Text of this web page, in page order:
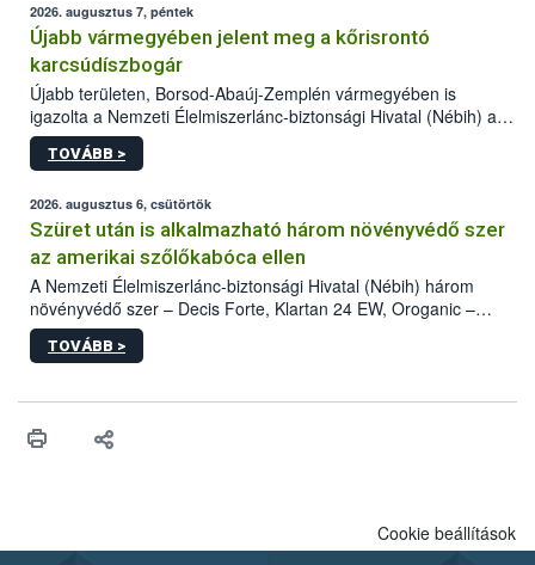
2026. augusztus 7, péntek
Újabb vármegyében jelent meg a kőrisrontó
karcsúdíszbogár
Újabb területen, Borsod-Abaúj-Zemplén vármegyében is
igazolta a Nemzeti Élelmiszerlánc-biztonsági Hivatal (Nébih) a
kőrisrontó karcsúdíszbogár (Agrilus planipennis) jelenlétét. A
kártevőt nem csak színcsapdában találták meg, de már fertőzött
az intenzív felderítést, emellett az intézkedéseket a szlovák
hatósággal is összehangolják a terjedés megállítása érdekében.
TOVÁBB >
2026. augusztus 6, csütörtök
Szüret után is alkalmazható három növényvédő szer
az amerikai szőlőkabóca ellen
A Nemzeti Élelmiszerlánc-biztonsági Hivatal (Nébih) három
növényvédő szer – Decis Forte, Klartan 24 EW, Oroganic –
engedélyokiratát módosította, így azok a szüretet követően,
egészen a vesszőérettség (BBCH 91) stádiumáig
érésű szőlőkben is legyen lehetőség a károsító elleni további
felhasználók számára is elérhető és ökológiai termesztésben is
TOVÁBB >
Cookie beállítások